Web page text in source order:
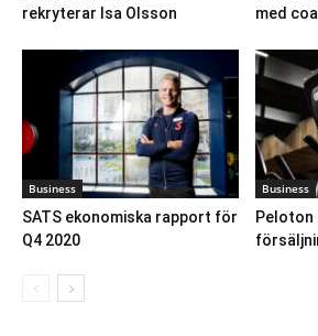
rekryterar Isa Olsson
med
Business
SATS ekonomiska rapport för
Q4 2020
Business